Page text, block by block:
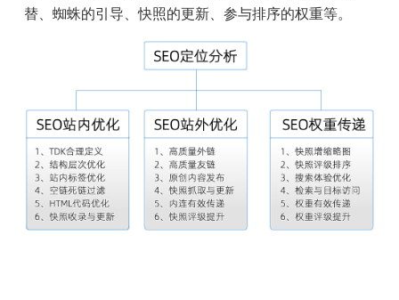
替、蜘蛛的引导、快照的更新、参与排序的权重等。